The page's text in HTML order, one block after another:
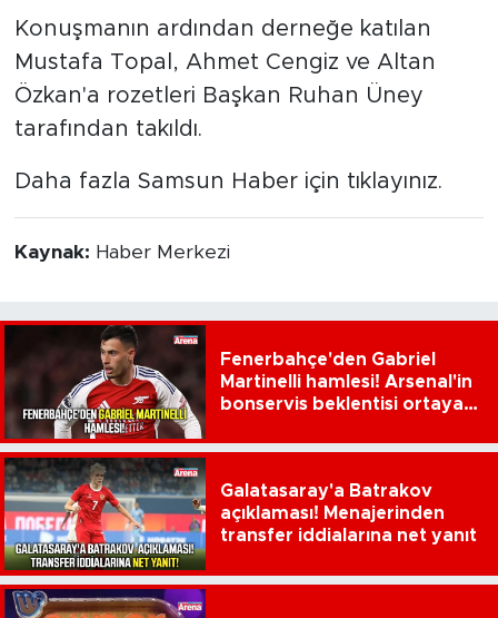
Konuşmanın ardından derneğe katılan
Mustafa Topal, Ahmet Cengiz ve Altan
Özkan'a rozetleri Başkan Ruhan Üney
tarafından takıldı.
Daha fazla Samsun Haber için tıklayınız.
Kaynak: Haber Merkezi
Fenerbahçe'den Gabriel
Martinelli hamlesi! Arsenal'in
bonservis beklentisi ortaya
Galatasaray'a Batrakov
açıklaması! Menajerinden
transfer iddialarına net yanıt